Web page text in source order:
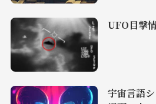
UFO目撃
宇宙言語